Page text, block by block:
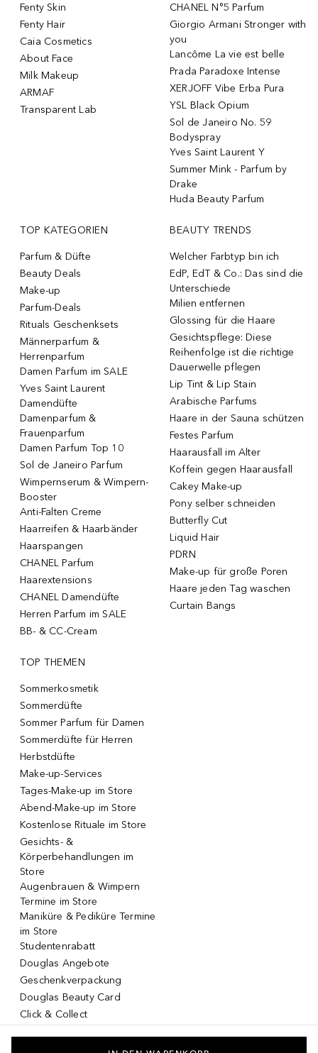
Fenty Skin
Fenty Hair
Caia Cosmetics
About Face
Milk Makeup
ARMAF
Transparent Lab
CHANEL N°5 Parfum
Giorgio Armani Stronger with
you
Lancôme La vie est belle
Prada Paradoxe Intense
XERJOFF Vibe Erba Pura
YSL Black Opium
Sol de Janeiro No. 59
Bodyspray
Yves Saint Laurent Y
Summer Mink - Parfum by
Drake
Huda Beauty Parfum
TOP KATEGORIEN
Parfum & Düfte
Beauty Deals
Make-up
Parfum-Deals
Rituals Geschenksets
Männerparfum &
Herrenparfum
Damen Parfum im SALE
Yves Saint Laurent
Damendüfte
Damenparfum &
Frauenparfum
Damen Parfum Top 10
Sol de Janeiro Parfum
Wimpernserum & Wimpern-
Booster
Anti-Falten Creme
Haarreifen & Haarbänder
Haarspangen
CHANEL Parfum
Haarextensions
CHANEL Damendüfte
Herren Parfum im SALE
BB- & CC-Cream
BEAUTY TRENDS
Welcher Farbtyp bin ich
EdP, EdT & Co.: Das sind die
Unterschiede
Milien entfernen
Glossing für die Haare
Gesichtspflege: Diese
Reihenfolge ist die richtige
Dauerwelle pflegen
Lip Tint & Lip Stain
Arabische Parfums
Haare in der Sauna schützen
Festes Parfum
Haarausfall im Alter
Koffein gegen Haarausfall
Cakey Make-up
Pony selber schneiden
Butterfly Cut
Liquid Hair
PDRN
Make-up für große Poren
Haare jeden Tag waschen
Curtain Bangs
TOP THEMEN
Sommerkosmetik
Sommerdüfte
Sommer Parfum für Damen
Sommerdüfte für Herren
Herbstdüfte
Make-up-Services
Tages-Make-up im Store
Abend-Make-up im Store
Kostenlose Rituale im Store
Gesichts- &
Körperbehandlungen im
Store
Augenbrauen & Wimpern
Termine im Store
Maniküre & Pediküre Termine
im Store
Studentenrabatt
Douglas Angebote
Geschenkverpackung
Douglas Beauty Card
Click & Collect